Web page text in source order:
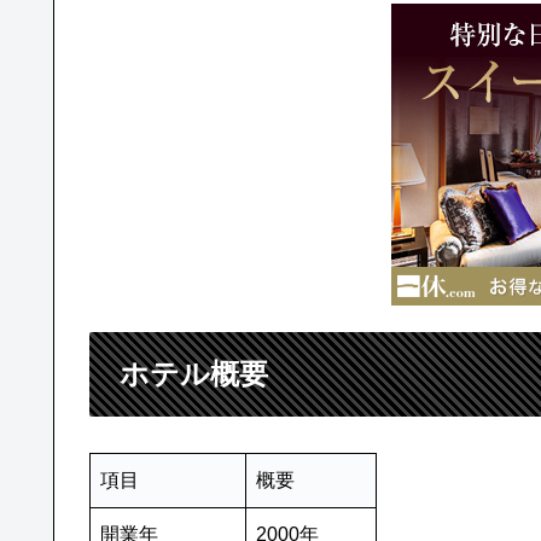
ホテル概要
項目 概要
開業年 2000年